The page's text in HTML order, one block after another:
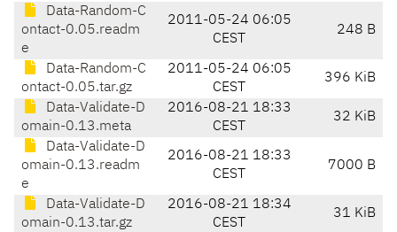
Data-Random-C
ontact-0.05.readm
e
2011-05-24 06:05
CEST
248 B
Data-Random-C
ontact-0.05.tar.gz
2011-05-24 06:05
CEST
396 KiB
Data-Validate-D
omain-0.13.meta
2016-08-21 18:33
CEST
32 KiB
Data-Validate-D
omain-0.13.readm
e
2016-08-21 18:33
CEST
7000 B
Data-Validate-D
omain-0.13.tar.gz
2016-08-21 18:34
CEST
31 KiB